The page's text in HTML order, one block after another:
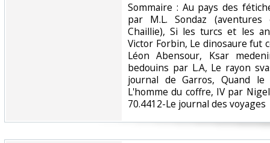
‎Sommaire : Au pays des
par M.L. Sondaz
Chaillie), Si les turcs et les
Victor Forbin, Le dinosaure fut
Léon Abensour, Ksar
bedouins par L.A, Le rayon
journal de Garros, Quand
L'homme du coffre, IV par
70.4412-Le journal des voyages‎